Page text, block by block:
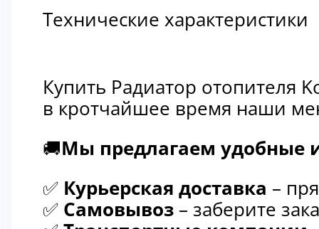
Технические характеристики
Купить Радиатор отопителя
в кротчайшее время наши
🚚Мы предлагаем удобные
✅ Курьерская доставка –
✅ Самовывоз – заберите